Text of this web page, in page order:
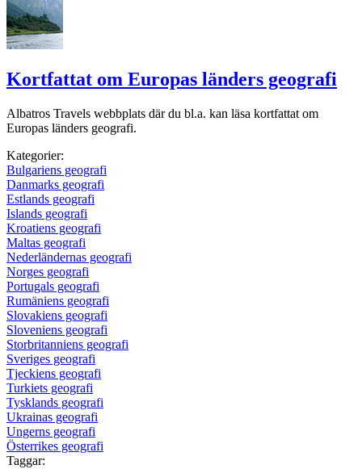
Kortfattat om Europas länders geografi
Albatros Travels webbplats där du bl.a. kan läsa kortfattat om
Europas länders geografi.
Kategorier:
Bulgariens geografi
Danmarks geografi
Estlands geografi
Islands geografi
Kroatiens geografi
Maltas geografi
Nederländernas geografi
Norges geografi
Portugals geografi
Rumäniens geografi
Slovakiens geografi
Sloveniens geografi
Storbritanniens geografi
Sveriges geografi
Tjeckiens geografi
Turkiets geografi
Tysklands geografi
Ukrainas geografi
Ungerns geografi
Österrikes geografi
Taggar: